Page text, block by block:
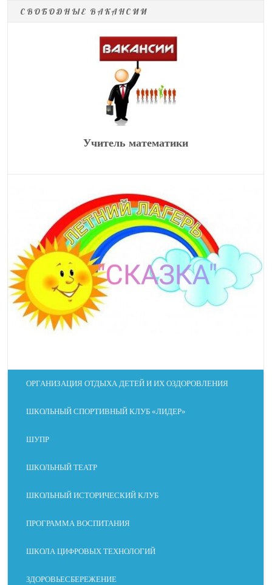
СВОБОДНЫЕ ВАКАНСИИ
Учитель математики
ОРГАНИЗАЦИЯ ОТДЫХА ДЕТЕЙ И ИХ ОЗДОРОВЛЕНИЯ
ШКОЛЬНЫЙ СПОРТИВНЫЙ КЛУБ «ЛИДЕР»
ШУПР
ШКОЛЬНЫЙ ТЕАТР
ШКОЛЬНЫЙ ИСТОРИЧЕСКИЙ КЛУБ
ПРОГРАММА ВОСПИТАНИЯ
ШКОЛА ЦИФРОВЫХ ТЕХНОЛОГИЙ
ЗДОРОВЬЕСБЕРЕЖЕНИЕ
СЛАБОЕ
ДИСЛЕКС
ИЯ
МОТОРН
ЫЕ
НАРУШЕ
НИЯ
ИНТЕРВАЛ
ВЫРАВНИВАНИЕ ЧИТАЕМЫЙ ШРИФТ
ШРИФТ ДЛЯ
ДИСЛЕКСИКОВ
МЕЖБУКВЕННЫЙ
ИНТЕРВАЛ